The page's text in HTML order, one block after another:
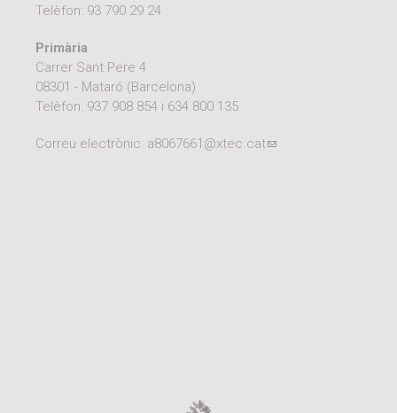
Documentació Activitats Extraescolars
Telèfon: 93 790 29 24
Primària
Carrer Sant Pere 4
08301 - Mataró (Barcelona)
Telèfon: 937 908 854 i 634 800 135
Correu electrònic: a8067661@xtec.cat(link sends e-mail)